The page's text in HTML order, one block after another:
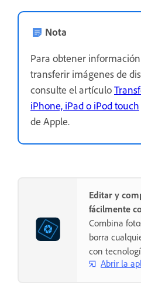
Nota
Para obtener
transferir imágenes de
consulte el artículo
iPhone, iPad o iPod touch
de Apple.
Editar y
fácilmente
Combina
borra
con
Abrir la